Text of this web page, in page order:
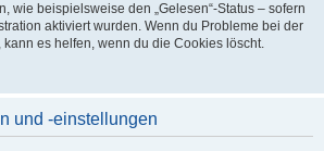
wie beispielsweise den „Gelesen“-Status – sofern
aktiviert wurden. Wenn du Probleme bei der
es helfen, wenn du die Cookies löscht.
und -einstellungen